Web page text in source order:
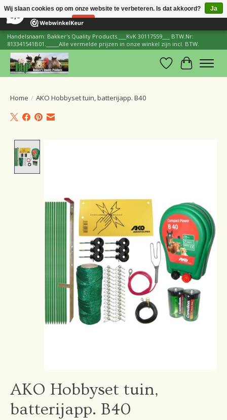
206 Reviews ×
Handelsnaam: Bakker's Quality Products.___KvK 30117559___ BTW.Nr:
813341541B01._____Alle vermelde prijzen in onze winkel zijn incl. BTW.
Verlanglijst
Home / AKO Hobbyset tuin, batterijapp. B40
AKO Hobbyset tuin,
batterijapp. B40
Wij slaan cookies op om onze website te verbeteren. Is dat akkoord?
Ja
Nee